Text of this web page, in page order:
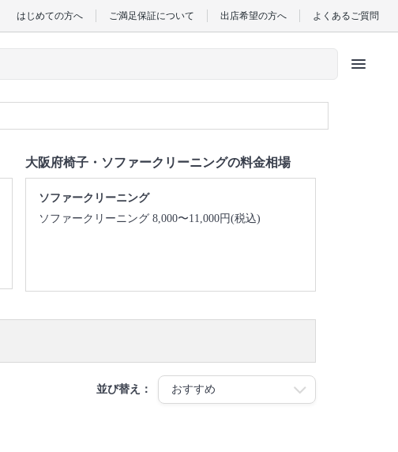
はじめての方へ ご満足保証について 出店希望の方へ よくあるご質問
menu
大阪府椅子・ソファークリーニングの料金相場
ソファークリーニング
ソファークリーニング 8,000〜11,000円(税込)
並び替え：